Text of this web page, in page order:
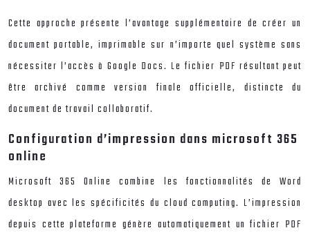
Cette approche présente l’avantage supplémentaire de créer un
document portable, imprimable sur n’importe quel système sans
nécessiter l’accès à Google Docs. Le fichier PDF résultant peut
être archivé comme version finale officielle, distincte du
document de travail collaboratif.
Configuration d’impression dans microsoft 365
online
Microsoft 365 Online combine les fonctionnalités de Word
desktop avec les spécificités du cloud computing. L’impression
depuis cette plateforme génère automatiquement un fichier PDF